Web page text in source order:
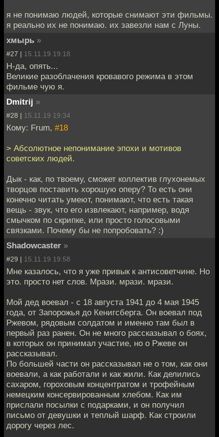
я не понимаю людей, которые снимают эти фильмы.
я реально их не понимаю. их завезли нам с Луны.
хмырь »
#27 | 15.11.19 19:18
Н-да, опять...
Великие разоблачения кровавого режима в этом
фильме чую я.
Dmitrij »
#28 | 15.11.19 19:34
Кому: Frum, #18
> Абсолютное непонимание эпохи и мотивов
советских людей.
Дык - как, по твоему, сможет коллектив глухонемых
творцов поставить хорошую оперу? То есть они
конечно читать умеют, понимают, что есть такая
вещь - звук, что его извлекают, например, водя
смычком по скрипке, или просто голосовыми
связками. Почему бы не попробовать? :)
Shadowcaster »
#29 | 15.11.19 19:58
Мне казалось, что я уже привык к антисоветчине. Но
это. просто нет слов. Мрази. мрази. мрази.
Мой дед воевал - с 18 августа 1941 до 4 мая 1945
года, от Запорожья до Кенигсберга. Он воевал под
Ржевом, рядовым солдатом и именно там был в
первый раз ранен. Он не много рассказывал о боях,
в которых он принимал участие, но о Ржеве он
рассказывал.
По большей части он рассказывал не о том, как они
воевали, а как работали и как жили. Как делились
сахаром, гороховым концентратом и трофейным
немецким консервированным хлебом. Как им
прислали посылки с подарками, и он получил
письмо от девушки и теплый шарф. Как строили
дорогу через лес.